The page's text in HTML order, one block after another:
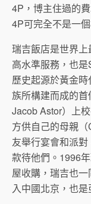
4P，博主住過的
4P可完全不是一個
瑞吉飯店是世界
高水準服務，也
歷史起源於黃金
族所構建而成的
Jacob Astor）上
方供自己的母親
友舉行宴會和派
款待他們。1996
屋收購，瑞吉也
入中國北京，也